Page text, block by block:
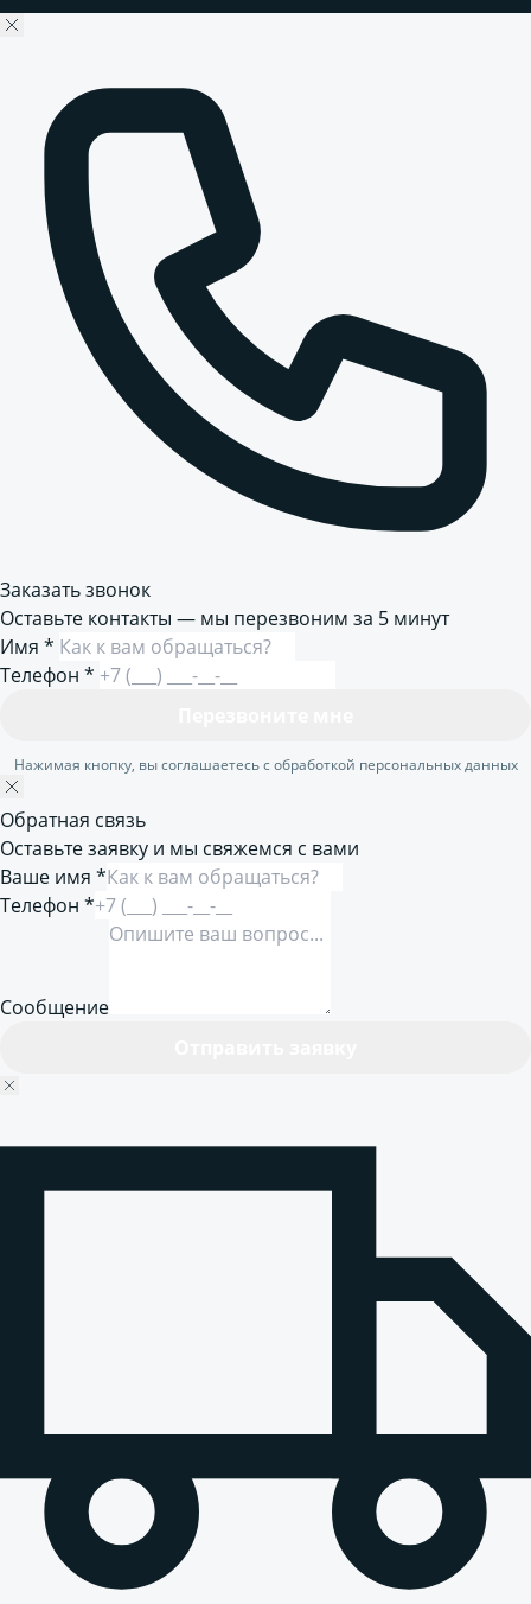
Заказать звонок
Оставьте контакты — мы перезвоним за 5 минут
Имя *
Телефон *
Нажимая кнопку, вы соглашаетесь с обработкой персональных данных
Обратная связь
Оставьте заявку и мы свяжемся с вами
Ваше имя *
Телефон *
Сообщение